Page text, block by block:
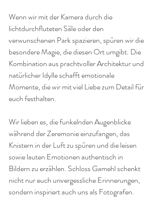
Wenn wir mit der Kamera durch die
lichtdurchfluteten Säle oder den
verwunschenen Park spazieren, spüren wir die
besondere Magie, die diesen Ort umgibt. Die
Kombination aus prachtvoller Architektur und
natürlicher Idylle schafft emotionale
Momente, die wir mit viel Liebe zum Detail für
euch festhalten.
Wir lieben es, die funkelnden Augenblicke
während der Zeremonie einzufangen, das
Knistern in der Luft zu spüren und die leisen
sowie lauten Emotionen authentisch in
Bildern zu erzählen. Schloss Gamehl schenkt
nicht nur euch unvergessliche Erinnerungen,
sondern inspiriert auch uns als Fotografen.